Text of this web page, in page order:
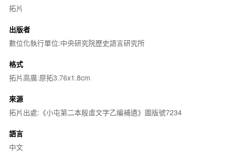
拓片
出版者
數位化執行單位:中央研究院歷史語言研究所
格式
拓片高廣:原拓3.76x1.8cm
來源
拓片出處:《小屯第二本殷虛文字乙編補遺》圖版號7234
語言
中文